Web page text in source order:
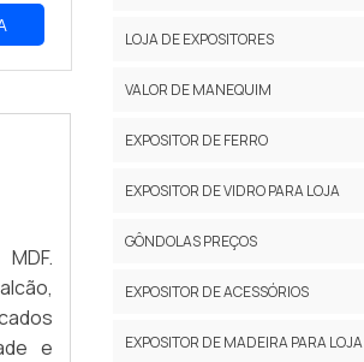
e
LOJA DE EXPOSITORES
VALOR DE MANEQUIM
EXPOSITOR DE FERRO
EXPOSITOR DE VIDRO PARA LOJA
GÔNDOLAS PREÇOS
EXPOSITOR DE ACESSÓRIOS
EXPOSITOR DE MADEIRA PARA LOJA